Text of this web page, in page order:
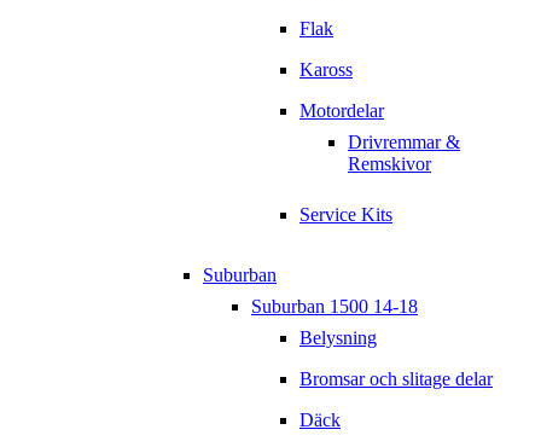
Flak
Kaross
Motordelar
Drivremmar &
Remskivor
Service Kits
Suburban
Suburban 1500 14-18
Belysning
Bromsar och slitage delar
Däck